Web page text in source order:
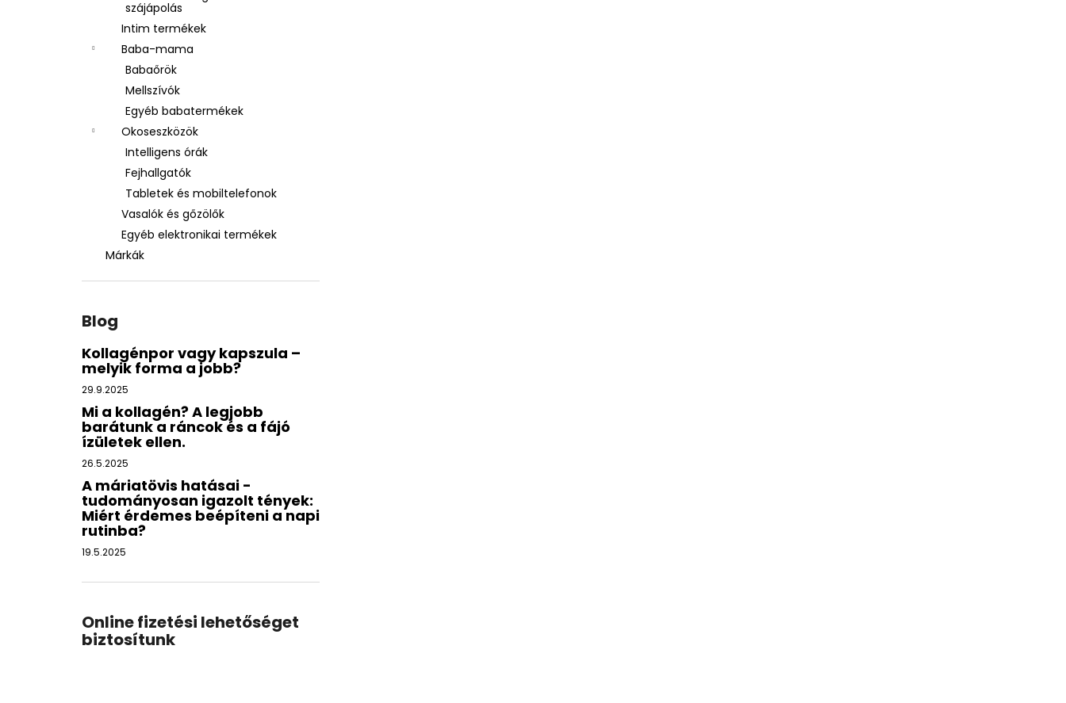
szájápolás
Intim termékek
Baba-mama
Babaőrök
Mellszívók
Egyéb babatermékek
Okoseszközök
Intelligens órák
Fejhallgatók
Tabletek és mobiltelefonok
Vasalók és gőzölők
Egyéb elektronikai termékek
Márkák
Blog
Kollagénpor vagy kapszula –
melyik forma a jobb?
29.9.2025
Mi a kollagén? A legjobb
barátunk a ráncok és a fájó
ízületek ellen.
26.5.2025
A máriatövis hatásai -
tudományosan igazolt tények:
Miért érdemes beépíteni a napi
rutinba?
19.5.2025
Online fizetési lehetőséget
biztosítunk